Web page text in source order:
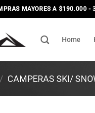
MAYORES A $190.000 -
Home
/ CAMPERAS SKI/